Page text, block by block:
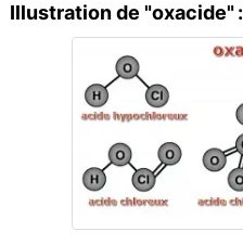
Illustration de "oxacide" :